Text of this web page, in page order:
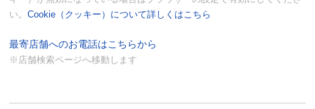
い。Cookie（クッキー）について詳しくはこちら
最寄店舗へのお電話はこちらから
※店舗検索ページへ移動します